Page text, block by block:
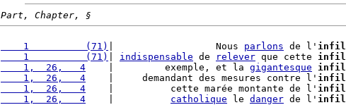
Part, Chapter, §
    1          (71)
|                  Nous parlons de l'
    1          (71)
indispensable de relever que cette
    1,  26,   4
    |         exemple, et la
gigantesque
    1,  26,   4
    |     demandant des mesures contre l'
    1,  26,   4
    |          cette marée montante de l'
    1,  26,   4
catholique le danger de l'